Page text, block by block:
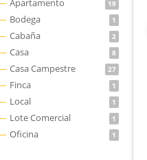
19
Bodega 1
Cabaña 2
Casa 8
Casa Campestre 27
Finca 1
Local 1
Lote Comercial 1
Oficina 1